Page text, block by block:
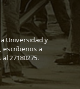
Universidad y
escríbenos a
27180275.